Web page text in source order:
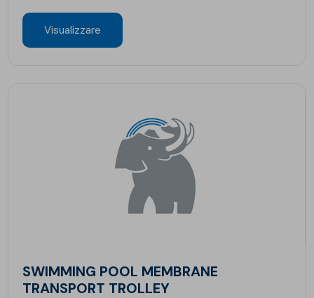
Visualizzare
SWIMMING POOL MEMBRANE
TRANSPORT TROLLEY